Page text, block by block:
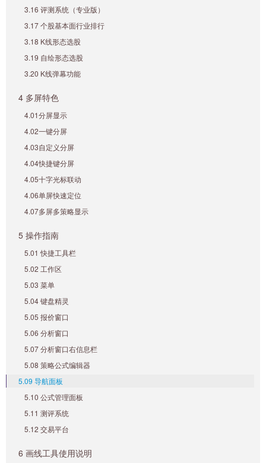
3.16 评测系统（专业版）
3.17 个股基本面行业排行
3.18 K线形态选股
3.19 自绘形态选股
3.20 K线弹幕功能
4 多屏特色
4.01分屏显示
4.02一键分屏
4.03自定义分屏
4.04快捷键分屏
4.05十字光标联动
4.06单屏快速定位
4.07多屏多策略显示
5 操作指南
5.01 快捷工具栏
5.02 工作区
5.03 菜单
5.04 键盘精灵
5.05 报价窗口
5.06 分析窗口
5.07 分析窗口右信息栏
5.08 策略公式编辑器
5.09 导航面板
5.10 公式管理面板
5.11 测评系统
5.12 交易平台
6 画线工具使用说明